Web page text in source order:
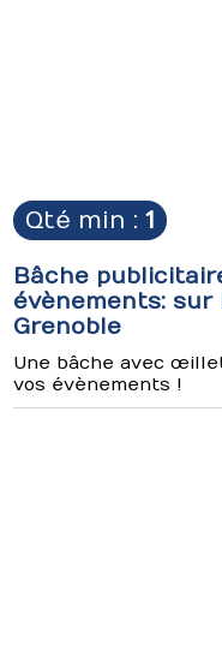
Qté min :1
Bâche
évènements :
Grenoble
Une bâche avec
vos évènements !